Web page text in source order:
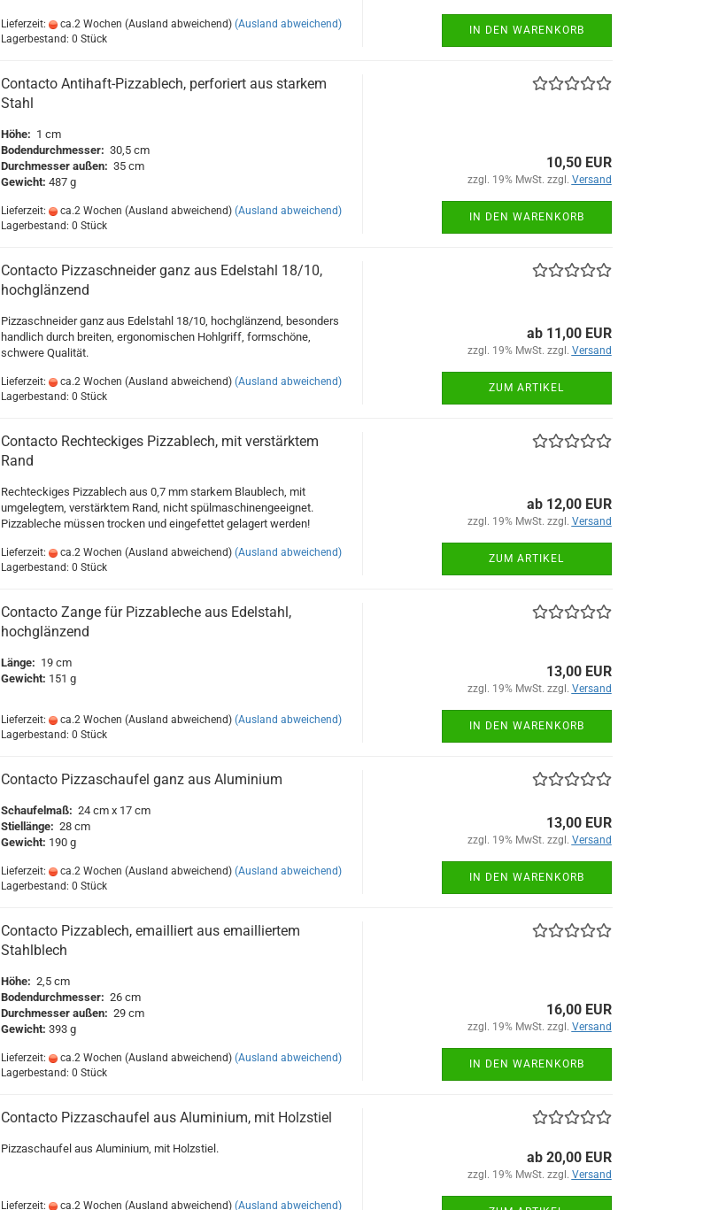
Lieferzeit: ca.2 Wochen (Ausland abweichend) (Ausland abweichend)
Lagerbestand: 0 Stück
IN DEN WARENKORB
Contacto Antihaft-Pizzablech, perforiert aus starkem
Stahl
Höhe: 1 cm
Bodendurchmesser: 30,5 cm
Durchmesser außen: 35 cm
Gewicht: 487 g
Lieferzeit: ca.2 Wochen (Ausland abweichend) (Ausland abweichend)
Lagerbestand: 0 Stück
10,50 EUR
zzgl. 19% MwSt. zzgl. Versand
IN DEN WARENKORB
Contacto Pizzaschneider ganz aus Edelstahl 18/10,
hochglänzend
Pizzaschneider ganz aus Edelstahl 18/10, hochglänzend, besonders
handlich durch breiten, ergonomischen Hohlgriff, formschöne,
schwere Qualität.
Lieferzeit: ca.2 Wochen (Ausland abweichend) (Ausland abweichend)
Lagerbestand: 0 Stück
ab 11,00 EUR
zzgl. 19% MwSt. zzgl. Versand
ZUM ARTIKEL
Contacto Rechteckiges Pizzablech, mit verstärktem
Rand
Rechteckiges Pizzablech aus 0,7 mm starkem Blaublech, mit
umgelegtem, verstärktem Rand, nicht spülmaschinengeeignet.
Pizzableche müssen trocken und eingefettet gelagert werden!
Lieferzeit: ca.2 Wochen (Ausland abweichend) (Ausland abweichend)
Lagerbestand: 0 Stück
ab 12,00 EUR
zzgl. 19% MwSt. zzgl. Versand
ZUM ARTIKEL
Contacto Zange für Pizzableche aus Edelstahl,
hochglänzend
Länge: 19 cm
Gewicht: 151 g
Lieferzeit: ca.2 Wochen (Ausland abweichend) (Ausland abweichend)
Lagerbestand: 0 Stück
13,00 EUR
zzgl. 19% MwSt. zzgl. Versand
IN DEN WARENKORB
Contacto Pizzaschaufel ganz aus Aluminium
Schaufelmaß: 24 cm x 17 cm
Stiellänge: 28 cm
Gewicht: 190 g
Lieferzeit: ca.2 Wochen (Ausland abweichend) (Ausland abweichend)
Lagerbestand: 0 Stück
13,00 EUR
zzgl. 19% MwSt. zzgl. Versand
IN DEN WARENKORB
Contacto Pizzablech, emailliert aus emailliertem
Stahlblech
Höhe: 2,5 cm
Bodendurchmesser: 26 cm
Durchmesser außen: 29 cm
Gewicht: 393 g
Lieferzeit: ca.2 Wochen (Ausland abweichend) (Ausland abweichend)
Lagerbestand: 0 Stück
16,00 EUR
zzgl. 19% MwSt. zzgl. Versand
IN DEN WARENKORB
Contacto Pizzaschaufel aus Aluminium, mit Holzstiel
Pizzaschaufel aus Aluminium, mit Holzstiel.
Lieferzeit: ca.2 Wochen (Ausland abweichend) (Ausland abweichend)
ab 20,00 EUR
zzgl. 19% MwSt. zzgl. Versand